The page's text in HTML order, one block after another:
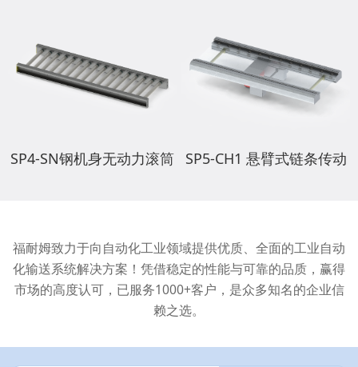
SP4-SN钢机身无动力滚筒 SP5-CH1 悬臂式链条传动
福耐姆致力于向自动化工业领域提供优质、全面的工业自动
化输送系统解决方案！凭借稳定的性能与可靠的品质，赢得
市场的高度认可，已服务1000+客户，是众多知名的企业信
赖之选。